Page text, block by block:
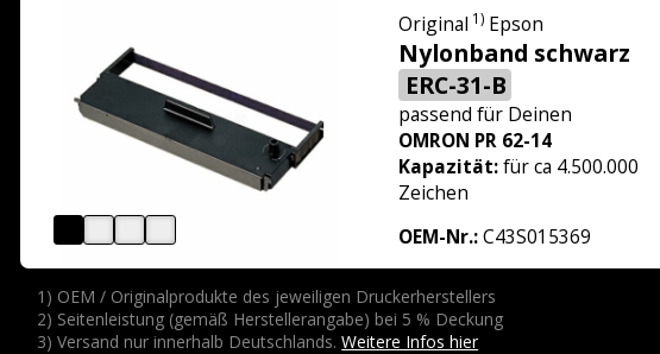
Original 1) Epson
Nylonband schwarz
ERC-31-B
passend für Deinen
OMRON PR 62-14
Kapazität:für ca 4.500.000
Zeichen
OEM-Nr.:C43S015369
1) OEM / Originalprodukte des jeweiligen Druckerherstellers
2) Seitenleistung (gemäß Herstellerangabe) bei 5 % Deckung
3) Versand nur innerhalb Deutschlands.Weitere Infos hier